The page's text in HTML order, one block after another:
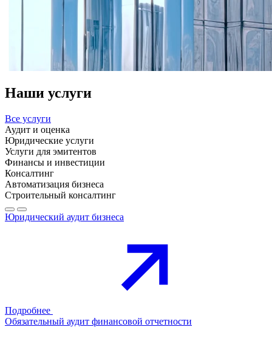
Наши услуги
Все услуги
Аудит и оценка
Юридические услуги
Услуги для эмитентов
Финансы и инвестиции
Консалтинг
Автоматизация бизнеса
Строительный консалтинг
Юридический аудит бизнеса
Подробнее
Обязательный аудит финансовой отчетности